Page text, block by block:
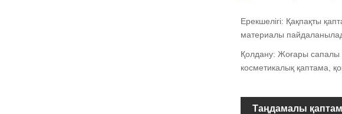
Ерекшелігі: Қақпақты
материалы
Қолдану: Жоғары сапалы
косметикалық қаптама,
Таңдамалы